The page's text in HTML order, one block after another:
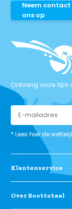
Neem contact
ons op
Ontvang onze
* Lees hier de
Klantenservice
Over Boottotaal